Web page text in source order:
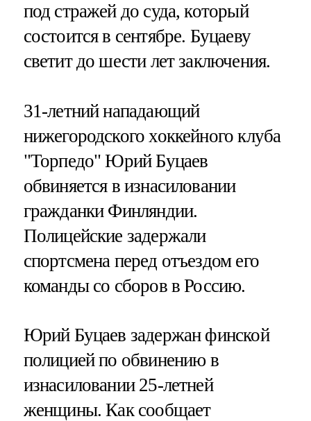
под стражей до суда, который
состоится в сентябре. Буцаеву
светит до шести лет заключения.
31-летний нападающий
нижегородского хоккейного клуба
"Торпедо" Юрий Буцаев
обвиняется в изнасиловании
гражданки Финляндии.
Полицейские задержали
спортсмена перед отъездом его
команды со сборов в Россию.
Юрий Буцаев задержан финской
полицией по обвинению в
изнасиловании 25-летней
женщины. Как сообщает